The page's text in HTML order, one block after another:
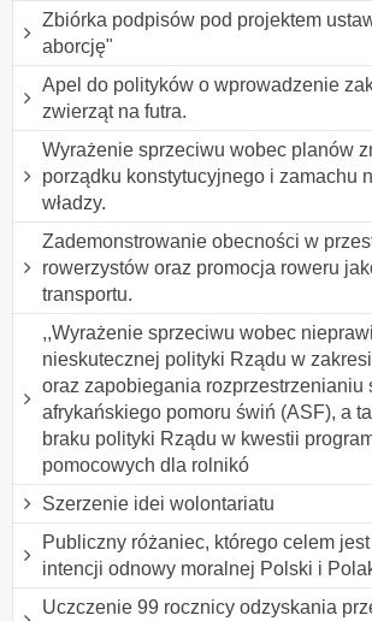
Zbiórka podpisów pod projektem
aborcję"
Apel do polityków o wprowadzenie
zwierząt na futra.
Wyrażenie sprzeciwu wobec planów
porządku konstytucyjnego i zamachu
władzy.
Zademonstrowanie obecności w
rowerzystów oraz promocja roweru
transportu.
,,Wyrażenie sprzeciwu wobec
nieskutecznej polityki Rządu w
oraz zapobiegania rozprzestrzenianiu
afrykańskiego pomoru świń (ASF), a
braku polityki Rządu w kwestii
pomocowych dla rolnikó
Szerzenie idei wolontariatu
Publiczny różaniec, którego celem
intencji odnowy moralnej Polski i
Uczczenie 99 rocznicy odzyskania